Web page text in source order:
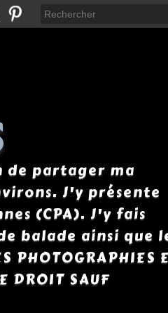
de partager ma
J'y présente
(CPA). J'y fais
balade ainsi que
DROIT SAUF